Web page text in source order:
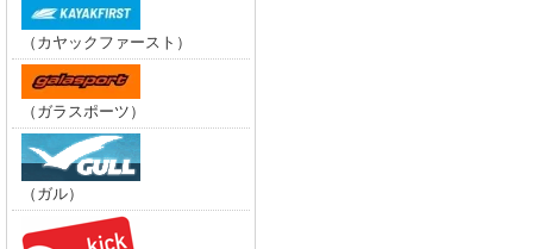
（カヤックファースト）
（ガラスポーツ）
（ガル）